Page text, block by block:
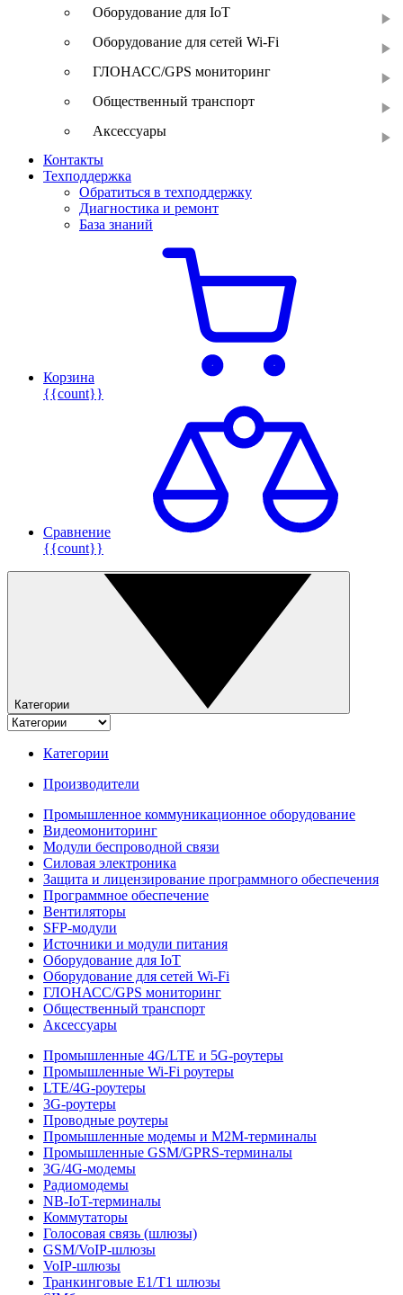
Оборудование для IoT
Оборудование для сетей Wi-Fi
ГЛОНАСС/GPS мониторинг
Общественный транспорт
Аксессуары
Контакты
Техподдержка
Обратиться в техподдержку
Диагностика и ремонт
База знаний
Корзина
{{count}}
Сравнение
{{count}}
Категории
Категории
Производители
Промышленное коммуникационное оборудование
Видеомониторинг
Модули беспроводной связи
Силовая электроника
Защита и лицензирование программного обеспечения
Программное обеспечение
Вентиляторы
SFP-модули
Источники и модули питания
Оборудование для IoT
Оборудование для сетей Wi-Fi
ГЛОНАСС/GPS мониторинг
Общественный транспорт
Аксессуары
Промышленные 4G/LTE и 5G-роутеры
Промышленные Wi-Fi роутеры
LTE/4G-роутеры
3G-роутеры
Проводные роутеры
Промышленные модемы и M2M-терминалы
Промышленные GSM/GPRS-терминалы
3G/4G-модемы
Радиомодемы
NB-IoT-терминалы
Коммутаторы
Голосовая связь (шлюзы)
GSM/VoIP-шлюзы
VoIP-шлюзы
Транкинговые E1/T1 шлюзы